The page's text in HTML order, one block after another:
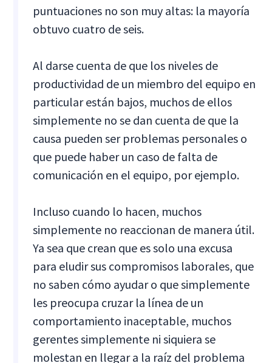
puntuaciones no son muy altas: la mayoría
obtuvo cuatro de seis.
Al darse cuenta de que los niveles de
productividad de un miembro del equipo en
particular están bajos, muchos de ellos
simplemente no se dan cuenta de que la
causa pueden ser problemas personales o
que puede haber un caso de falta de
comunicación en el equipo, por ejemplo.
Incluso cuando lo hacen, muchos
simplemente no reaccionan de manera útil.
Ya sea que crean que es solo una excusa
para eludir sus compromisos laborales, que
no saben cómo ayudar o que simplemente
les preocupa cruzar la línea de un
comportamiento inaceptable, muchos
gerentes simplemente ni siquiera se
molestan en llegar a la raíz del problema